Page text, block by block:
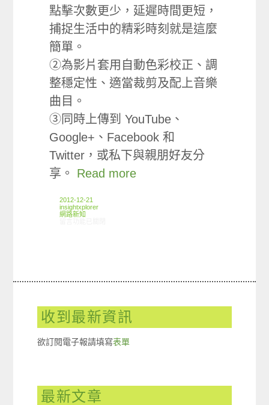
點擊次數更少，延遲時間更短，
捕捉生活中的精彩時刻就是這麼
簡單。
②為影片套用自動色彩校正、調
整穩定性、適當裁剪及配上音樂
曲目。
③同時上傳到 YouTube、
Google+、Facebook 和
Twitter，或私下與親朋好友分
享。 Read more
2012-12-21
insightxplorer
網路新知
收到最新資訊
欲訂閱電子報請填寫表單
最新文章